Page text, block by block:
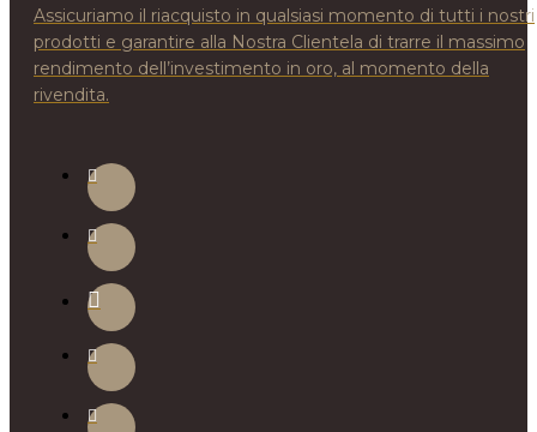
Assicuriamo il riacquisto in qualsiasi momento di tutti i nostri
prodotti e garantire alla Nostra Clientela di trarre il massimo
rendimento dell’investimento in oro, al momento della
rivendita.